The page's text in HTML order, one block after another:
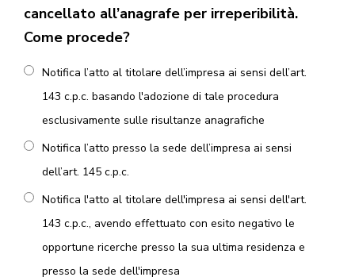
cancellato all’anagrafe per irreperibilità.
Come procede?
Notifica l’atto al titolare dell’impresa ai sensi dell’art.
143 c.p.c. basando l'adozione di tale procedura
esclusivamente sulle risultanze anagrafiche
Notifica l’atto presso la sede dell’impresa ai sensi
dell’art. 145 c.p.c.
Notifica l'atto al titolare dell'impresa ai sensi dell'art.
143 c.p.c., avendo effettuato con esito negativo le
opportune ricerche presso la sua ultima residenza e
presso la sede dell'impresa